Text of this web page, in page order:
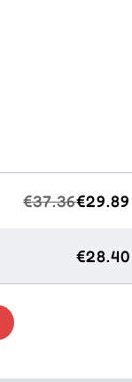
€37.36€29.89
€28.40